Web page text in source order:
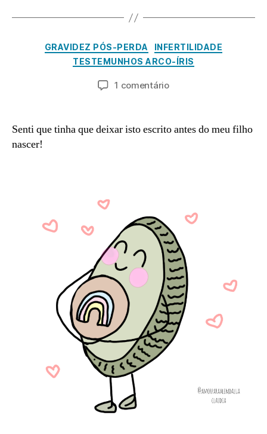
Categorias
GRAVIDEZ PÓS-PERDA
INFERTILIDADE
TESTEMUNHOS ARCO-ÍRIS
Autor
o
r
a
d
Data
ç
o
2
8,
2
1 comentárioem
Senti que tinha que deixar isto escrito antes do meu filho
nascer!